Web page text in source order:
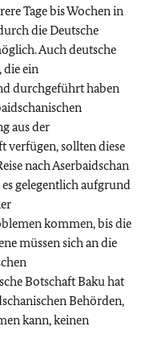
Tage bis Wochen in
die Deutsche
Auch deutsche
die ein
durchgeführt haben
aus der
verfügen, sollten diese
nach Aserbaidschan
gelegentlich aufgrund
kommen, bis die
müssen sich an die
Botschaft Baku hat
Behörden,
kann, keinen